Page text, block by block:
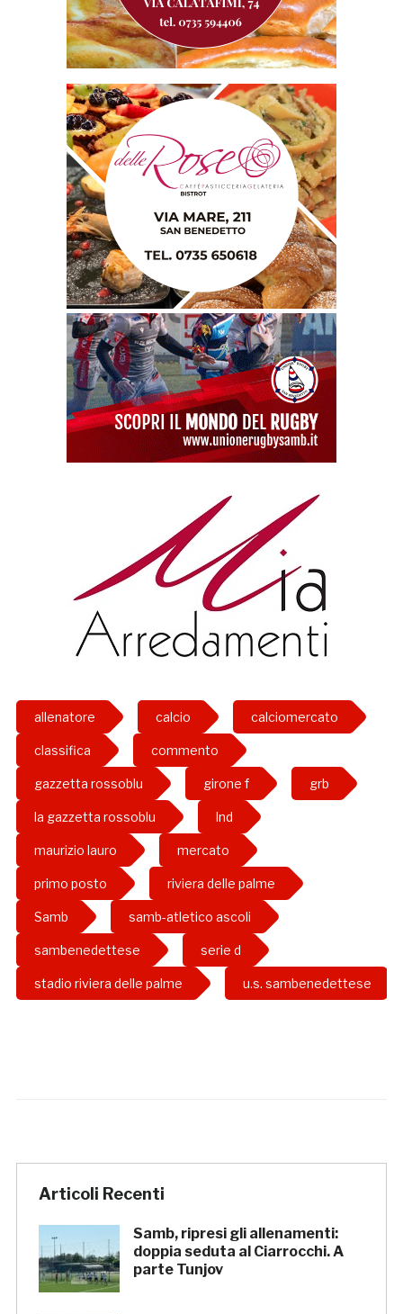
allenatore calcio calciomercato
classifica commento
gazzetta rossoblu girone f grb
la gazzetta rossoblu lnd
maurizio lauro mercato
primo posto riviera delle palme
Samb samb-atletico ascoli
sambenedettese serie d
stadio riviera delle palme u.s. sambenedettese
Articoli Recenti
Samb, ripresi gli allenamenti:
doppia seduta al Ciarrocchi. A
parte Tunjov